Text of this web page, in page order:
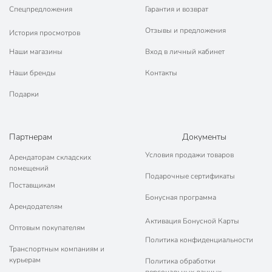
Спецпредложения
История просмотров
Наши магазины
Наши бренды
Подарки
Гарантия и возврат
Отзывы и предложения
Вход в личный кабинет
Контакты
Партнерам
Арендаторам складских
помещений
Поставщикам
Арендодателям
Оптовым покупателям
Транспортным компаниям и
курьерам
Документы
Условия продажи товаров
Подарочные сертификаты
Бонусная программа
Активация Бонусной Карты
Политика конфиденциальности
Политика обработки